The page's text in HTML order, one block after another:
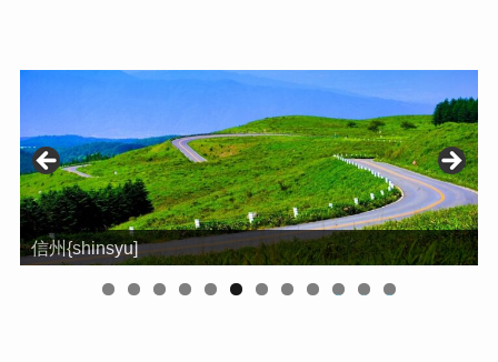
信州{shinsyu]
東海[Tokai]
0 1 2